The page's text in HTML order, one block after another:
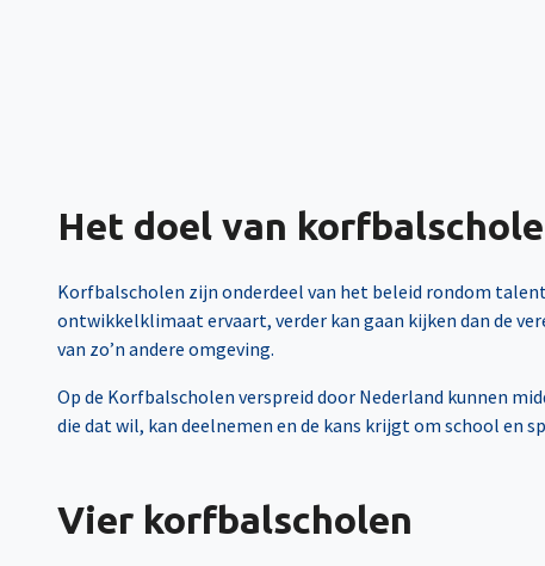
Het doel van
Korfbalscholen zijn onderdeel van het beleid rondom
ontwikkelklimaat ervaart, verder kan gaan kijken dan de
van zo’n andere omgeving.
Op de Korfbalscholen verspreid door Nederland kunnen
die dat wil, kan deelnemen en de kans krijgt om school
Vier korfbalscholen